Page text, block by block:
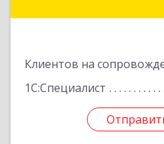
Клиентов на
1С:Специалист